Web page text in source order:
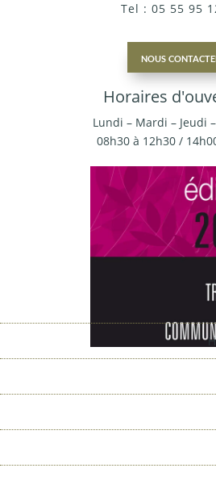
Tel : 05 55 95
nous
Horaires
Lundi – Mardi – Jeudi
08h30 à 12h30 /